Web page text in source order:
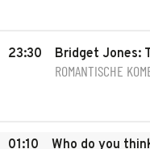
23:30 Bridget Jones:
ROMANTISCHE
01:10 Who do you